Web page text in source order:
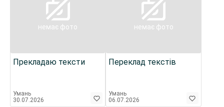
немає фото
Прекладаю тексти
Умань
30.07.2026
немає фото
Переклад текстів
Умань
06.07.2026